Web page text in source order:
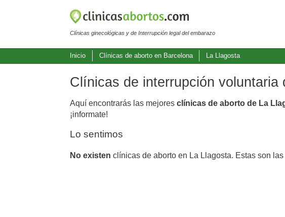
Clínicas ginecológicas y de Interrupción legal del embarazo
Inicio Clínicas de aborto en Barcelona La Llagosta
Clínicas de interrupción
Aquí encontrarás las mejores clínicas de aborto de La
¡informate!
Lo sentimos
No existen clínicas de aborto en La Llagosta. Estas son las